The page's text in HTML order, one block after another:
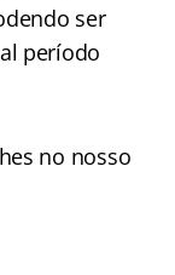
ser
período
no nosso